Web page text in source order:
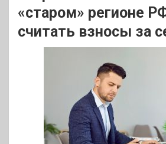
«старом» регионе
считать взносы за